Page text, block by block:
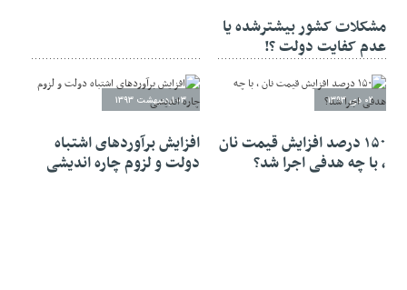
مشکلات کشور بیشترشده یا
عدم کفایت دولت ؟!
۰۲ دی ۱۳۹۳
۱۵۰ درصد افزایش قیمت نان
، با چه هدفی اجرا شد؟
۰۳ اردیبهشت ۱۳۹۳
افزایش برآوردهای اشتباه
دولت و لزوم چاره اندیشی